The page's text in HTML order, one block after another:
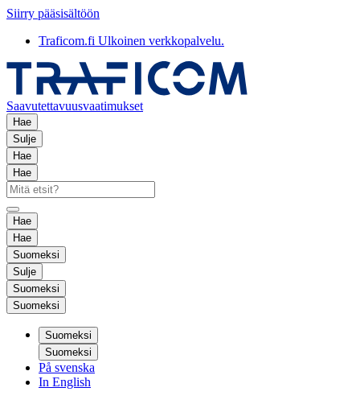
Siirry pääsisältöön
Traficom.fi Ulkoinen verkkopalvelu.
Saavutettavuusvaatimukset
Hae
Sulje
Hae
Hae
Hae
Hae
Suomeksi
Sulje
Suomeksi
Suomeksi
Suomeksi
Suomeksi
På svenska
In English